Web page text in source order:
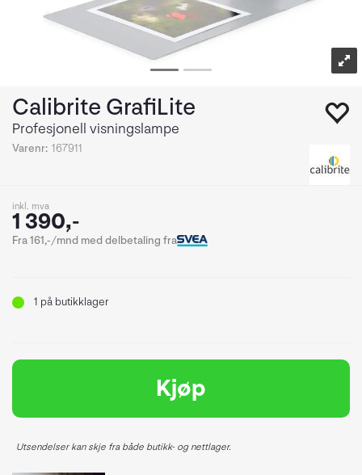
Calibrite GrafiLite
Profesjonell visningslampe
Varenr: 167911
inkl. mva
1 390,-
Fra 161,-/mnd med delbetaling fra
1 på butikklager
Kjøp
Utsendelser kan skje fra både butikk- og nettlager.